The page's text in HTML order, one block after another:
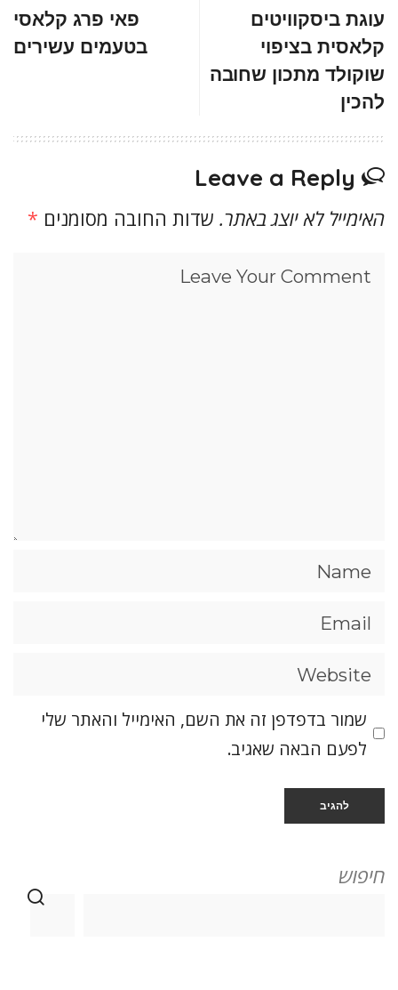
עוגת ביסקוויטים
קלאסית בציפוי
שוקולד מתכון שחובה
להכין
פאי פרג קלאסי
בטעמים עשירים
Leave a Reply
האימייל לא יוצג באתר. שדות החובה מסומנים *
שמור בדפדפן זה את השם, האימייל והאתר שלי
לפעם הבאה שאגיב.
חיפוש